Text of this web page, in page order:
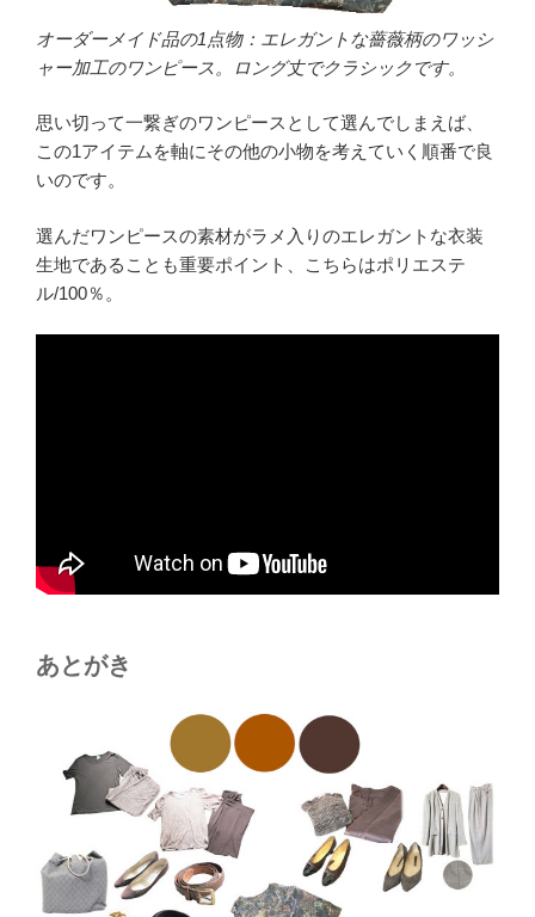
オーダーメイド品の1点物：エレガントな薔薇柄のワッシ
ャー加工のワンピース。ロング丈でクラシックです。
思い切って一繋ぎのワンピースとして選んでしまえば、
この1アイテムを軸にその他の小物を考えていく順番で良
いのです。
選んだワンピースの素材がラメ入りのエレガントな衣装
生地であることも重要ポイント、こちらはポリエステ
ル/100％。
あとがき